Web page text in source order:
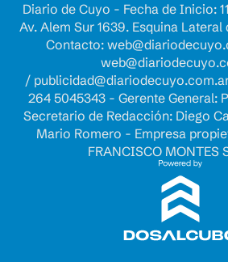
Diario de Cuyo - Fecha de Inicio:
Av. Alem Sur 1639. Esquina
Contacto:
/
264 5045343 - Gerente General:
Secretario de Redacción: Diego
Mario Romero - Empresa
FRANCISCO MONTES